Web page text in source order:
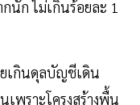
นัก ไม่เกินร้อยละ 1
ยเกินดุลบัญชีเดิน
พราะโครงสร้างพื้น